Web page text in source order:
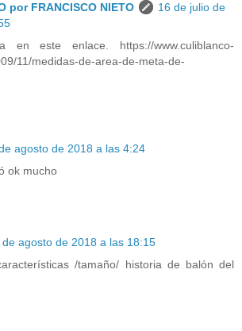
por FRANCISCO NIETO
16 de julio de
en este enlace. https://www.culiblanco-
11/medidas-de-area-de-meta-de-
agosto de 2018 a las 4:24
ok mucho
de agosto de 2018 a las 18:15
/tamaño/ historia de balón del